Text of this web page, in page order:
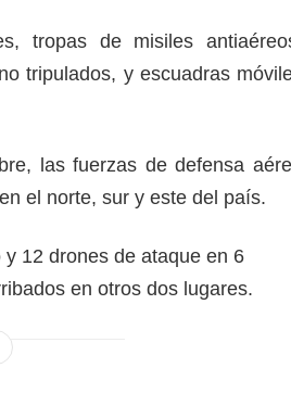
tropas de misiles
tripulados, y escuadras
las fuerzas de defensa
el norte, sur y este del país.
12 drones de ataque en 6
en otros dos lugares.